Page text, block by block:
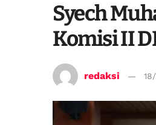
Syech
Komisi II
redaksi